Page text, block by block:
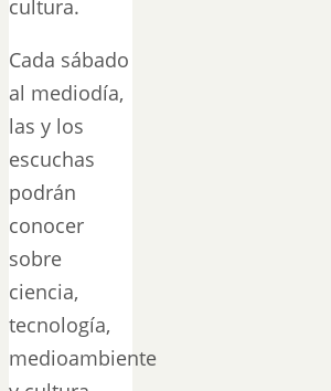
cultura.
Cada sábado
al mediodía,
las y los
escuchas
podrán
conocer
sobre
ciencia,
tecnología,
medioambiente